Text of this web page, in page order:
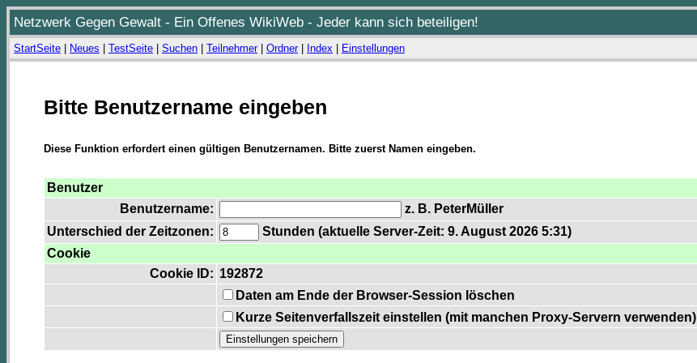
Netzwerk Gegen Gewalt - Ein Offenes WikiWeb - Jeder kann sich beteiligen!
StartSeite Neues TestSeite Suchen Teilnehmer| Ordner| Index Einstellungen
Bitte Benutzername eingeben
Diese Funktion erfordert einen gültigen Benutzernamen. Bitte zuerst Namen eingeben.
Benutzer
Benutzername:
z. B. PeterMüller
Unterschied der Zeitzonen:
Stunden (aktuelle Server-Zeit: 9. August 2026 5:31)
Cookie
Cookie ID: 192872
Daten am Ende der Browser-Session löschen
Kurze Seitenverfallszeit einstellen (mit manchen Proxy-Servern verwenden)